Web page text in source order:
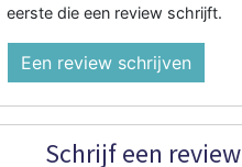
eerste die een review schrijft.
Een review schrijven
Schrijf een review